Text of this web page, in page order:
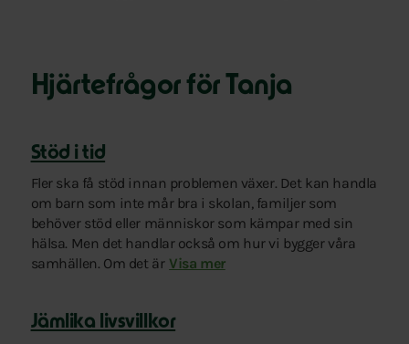
Hjärtefrågor för Tanja
Stöd i tid
Fler ska få stöd innan problemen växer. Det kan handla
om barn som inte mår bra i skolan, familjer som
behöver stöd eller människor som kämpar med sin
hälsa. Men det handlar också om hur vi bygger våra
samhällen. Om det ärlätt att ta sig fram, röra på sig och
Visa mer
Jämlika livsvillkor